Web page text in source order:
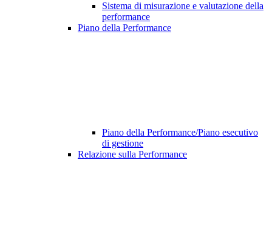
Sistema di misurazione e valutazione della
performance
Piano della Performance
Piano della Performance/Piano esecutivo
di gestione
Relazione sulla Performance